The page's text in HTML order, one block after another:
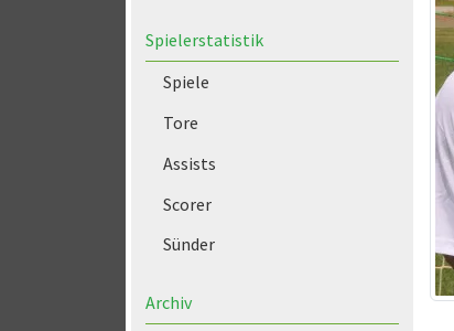
Spielerstatistik
Spiele
Tore
Assists
Scorer
Sünder
Archiv